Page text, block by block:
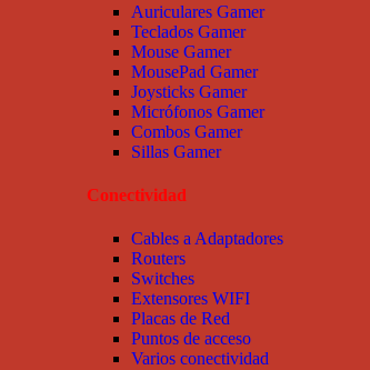
Auriculares Gamer
Teclados Gamer
Mouse Gamer
MousePad Gamer
Joysticks Gamer
Micrófonos Gamer
Combos Gamer
Sillas Gamer
Conectividad
Cables a Adaptadores
Routers
Switches
Extensores WIFI
Placas de Red
Puntos de acceso
Varios conectividad